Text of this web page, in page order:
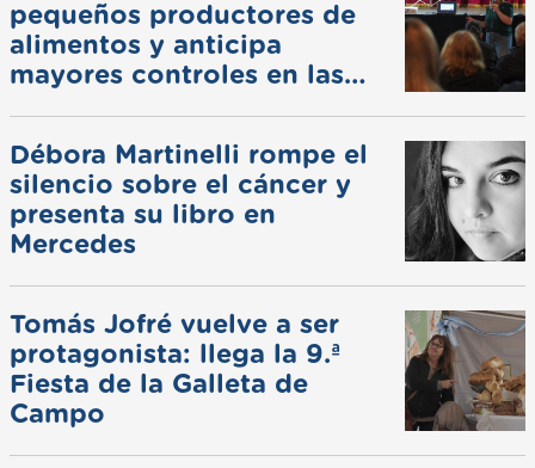
pequeños productores de
alimentos y anticipa
mayores controles en las
Débora Martinelli rompe el
silencio sobre el cáncer y
presenta su libro en
Mercedes
Tomás Jofré vuelve a ser
protagonista: llega la 9.ª
Fiesta de la Galleta de
Campo